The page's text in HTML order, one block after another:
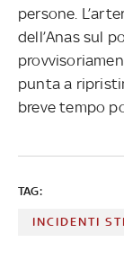
persone.
dell’Anas sul
punta a
breve tempo
TAG:
INCIDENTI